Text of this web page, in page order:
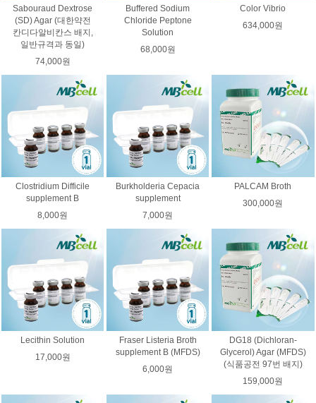
Sabouraud Dextrose
(SD) Agar (대한약전
칸디다알비칸스 배지,
일반규격과 동일)
74,000원
Buffered Sodium
Chloride Peptone
Solution
68,000원
Color Vibrio
634,000원
Clostridium Difficile
supplement B
8,000원
Burkholderia Cepacia
supplement
7,000원
PALCAM Broth
300,000원
Lecithin Solution
17,000원
Fraser Listeria Broth
supplement B (MFDS)
6,000원
DG18 (Dichloran-
Glycerol) Agar (MFDS)
(식품공전 97번 배지)
159,000원